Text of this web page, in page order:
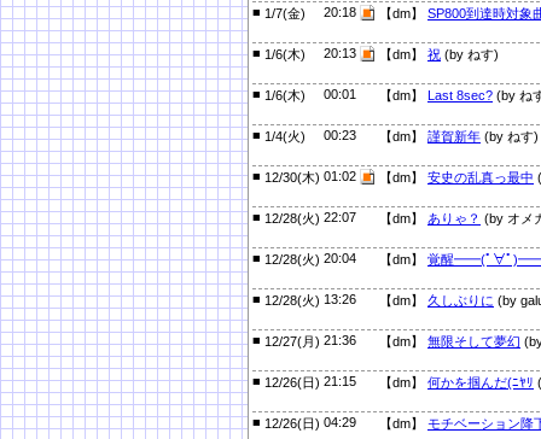
■ 1/7(金) 20:18 【dm】 SP800到達時対象
■ 1/6(木) 20:13 【dm】 祝 (by ねす)
■ 1/6(木) 00:01 【dm】 Last 8sec? (by ね
■ 1/4(火) 00:23 【dm】 謹賀新年 (by ねす)
■ 12/30(木) 01:02 【dm】 安史の乱真っ最中
■ 12/28(火) 22:07 【dm】 ありゃ？ (by オメ
■ 12/28(火) 20:04 【dm】 覚醒━━(ﾟ∀ﾟ
■ 12/28(火) 13:26 【dm】 久しぶりに (by
■ 12/27(月) 21:36 【dm】 無限そして夢幻
■ 12/26(日) 21:15 【dm】 何かを掴んだ(ﾆﾔﾘ
■ 12/26(日) 04:29 【dm】 モチベーション降